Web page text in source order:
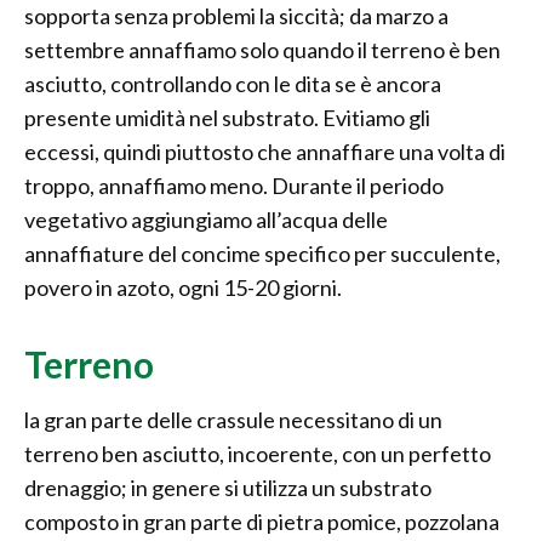
sopporta senza problemi la siccità; da marzo a
settembre annaffiamo solo quando il terreno è ben
asciutto, controllando con le dita se è ancora
presente umidità nel substrato. Evitiamo gli
eccessi, quindi piuttosto che annaffiare una volta di
troppo, annaffiamo meno. Durante il periodo
vegetativo aggiungiamo all’acqua delle
annaffiature del concime specifico per succulente,
povero in azoto, ogni 15-20 giorni.
Terreno
la gran parte delle crassule necessitano di un
terreno ben asciutto, incoerente, con un perfetto
drenaggio; in genere si utilizza un substrato
composto in gran parte di pietra pomice, pozzolana